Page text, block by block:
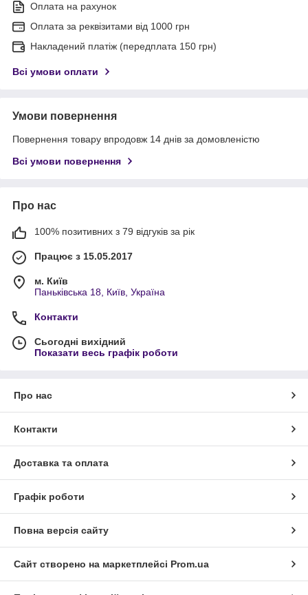
Оплата на рахунок
Оплата за реквізитами від 1000 грн
Накладений платіж (передплата 150 грн)
Всі умови оплати
Умови повернення
Повернення товару впродовж 14 днів за домовленістю
Всі умови повернення
Про нас
100% позитивних з 79 відгуків за рік
Працює з 15.05.2017
м. Київ
Паньківська 18, Київ, Україна
Контакти
Сьогодні вихідний
Показати весь графік роботи
Про нас
Контакти
Доставка та оплата
Графік роботи
Повна версія сайту
Сайт створено на маркетплейсі Prom.ua